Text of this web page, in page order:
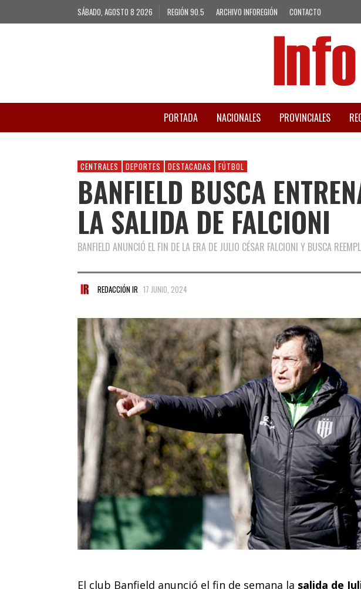
SÁBADO, AGOSTO 8 2026 REGIÓN 90.5 ARCHIVO INFOREGIÓN CONTACTO
PORTADA NACIONALES PROVINCIALES
CENTRALES DEPORTES DESTACADAS FÚTBOL
BANFIELD BUSCA
LA SALIDA DE FALCIONI
BANFIELD ANUNCIÓ EL FIN DE LA ERA DE JULIO CÉSAR FALCIONI Y BUSCA
REDACCIÓN IR 17 JUNIO, 2024
El club Banfield anunció el fin de semana la salida de